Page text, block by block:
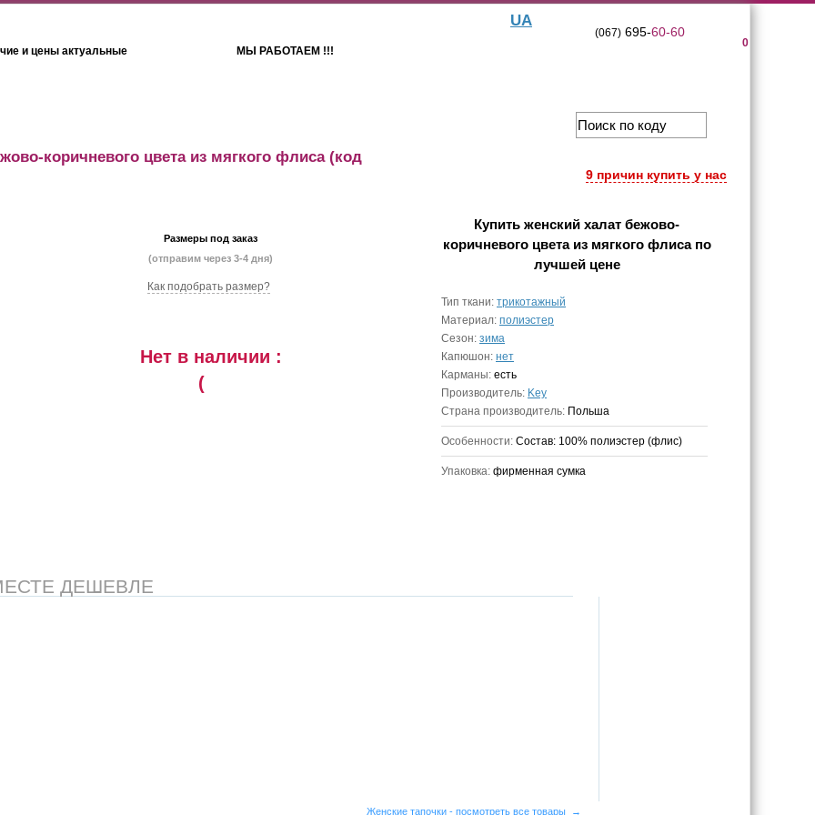
и цены актуальные МЫ РАБОТАЕМ !!!
UA
0
(067)695-60-60
9 причин купить у нас
коричневого цвета из мягкого флиса (код
Размеры под заказ
(отправим через 3-4 дня)
Как подобрать размер?
Нет в наличии :
(
Купить женский халат бежово-
коричневого цвета из мягкого флиса по
лучшей цене
Тип ткани: трикотажный
Материал: полиэстер
Сезон: зима
Капюшон: нет
Карманы: есть
Производитель: Key
Страна производитель: Польша
Особенности: Состав: 100% полиэстер (флис)
Упаковка: фирменная сумка
ДЕШЕВЛЕ
Женские тапочки - посмотреть все товары →